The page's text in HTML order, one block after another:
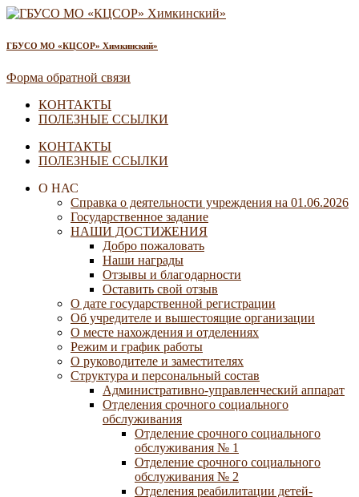
ГБУСО МО «КЦСОР» Химкинский»
Форма обратной связи
КОНТАКТЫ
ПОЛЕЗНЫЕ ССЫЛКИ
КОНТАКТЫ
ПОЛЕЗНЫЕ ССЫЛКИ
О НАС
Справка о деятельности учреждения на 01.06.2026
Государственное задание
НАШИ ДОСТИЖЕНИЯ
Добро пожаловать
Наши награды
Отзывы и благодарности
Оставить свой отзыв
О дате государственной регистрации
Об учредителе и вышестоящие организации
О месте нахождения и отделениях
Режим и график работы
О руководителе и заместителях
Структура и персональный состав
Административно-управленческий аппарат
Отделения срочного социального
обслуживания
Отделение срочного социального
обслуживания № 1
Отделение срочного социального
обслуживания № 2
Отделения реабилитации детей-